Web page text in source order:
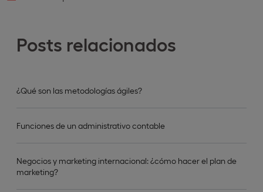
Posts relacionados
¿Qué son las metodologías ágiles?
Funciones de un administrativo contable
Negocios y marketing internacional: ¿cómo hacer el plan de
marketing?